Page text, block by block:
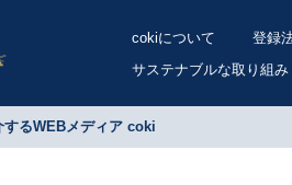
cokiについて 登録
サステナブルな取り組み
するWEBメディア coki